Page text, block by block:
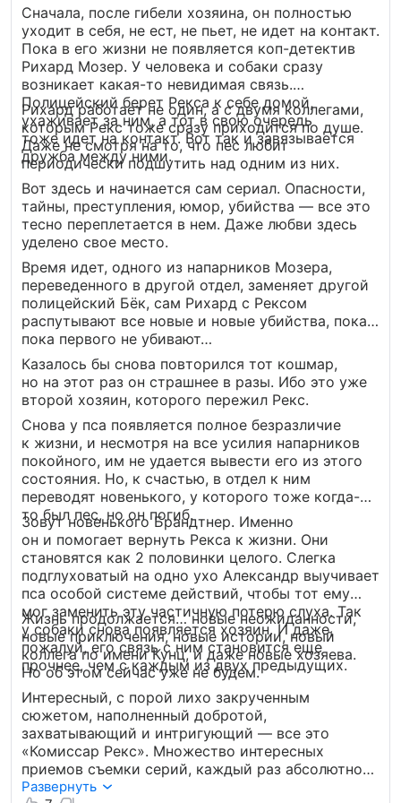
Сначала, после гибели хозяина, он полностью
уходит в себя, не ест, не пьет, не идет на контакт.
Пока в его жизни не появляется коп-детектив
Рихард Мозер. У человека и собаки сразу
возникает какая-то невидимая связь.
Полицейский берет Рекса к себе домой,
ухаживает за ним, а тот в свою очередь
тоже идет на контакт. Вот так и завязывается
дружба между ними.
Рихард работает не один, а с двумя коллегами,
которым Рекс тоже сразу приходится по душе.
Даже не смотря на то, что пес любит
периодически подшутить над одним из них.
Вот здесь и начинается сам сериал. Опасности,
тайны, преступления, юмор, убийства — все это
тесно переплетается в нем. Даже любви здесь
уделено свое место.
Время идет, одного из напарников Мозера,
переведенного в другой отдел, заменяет другой
полицейский Бёк, сам Рихард с Рексом
распутывают все новые и новые убийства, пока…
пока первого не убивают…
Казалось бы снова повторился тот кошмар,
но на этот раз он страшнее в разы. Ибо это уже
второй хозяин, которого пережил Рекс.
Снова у пса появляется полное безразличие
к жизни, и несмотря на все усилия напарников
покойного, им не удается вывести его из этого
состояния. Но, к счастью, в отдел к ним
переводят новенького, у которого тоже когда-
то был пес, но он погиб.
Зовут новенького Брандтнер. Именно
он и помогает вернуть Рекса к жизни. Они
становятся как 2 половинки целого. Слегка
подглуховатый на одно ухо Александр выучивает
пса особой системе действий, чтобы тот ему
мог заменить эту частичную потерю слуха. Так
у собаки снова появляется хозяин. И даже,
пожалуй, его связь с ним становится еще
прочнее, чем с каждым из двух предыдущих.
Жизнь продолжается… новые неожиданности,
новые приключения, новые истории, новый
коллега по имени Кунц, и даже новые хозяева.
Но об этом сейчас уже не будем.
Интересный, с порой лихо закрученным
сюжетом, наполненный добротой,
захватывающий и интригующий — все это
«Комиссар Рекс». Множество интересных
приемов съемки серий, каждый раз абсолютно
уникальные дела не заставят Вас скучать.
Развернуть